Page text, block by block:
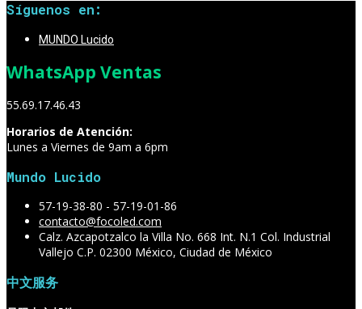
Síguenos en:
MUNDO Lucido
WhatsApp Ventas
55.69.17.46.43
Horarios de Atención:
Lunes a Viernes de 9am a 6pm
Mundo Lucido
57-19-38-80 - 57-19-01-86
contacto@focoled.com
Calz. Azcapotzalco la Villa No. 668 Int. N.1 Col. Industrial
Vallejo C.P. 02300 México, Ciudad de México
中文服务